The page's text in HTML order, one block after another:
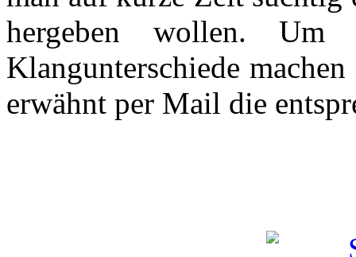
hergeben wollen.
Klangunterschiede
erwähnt per Mail die